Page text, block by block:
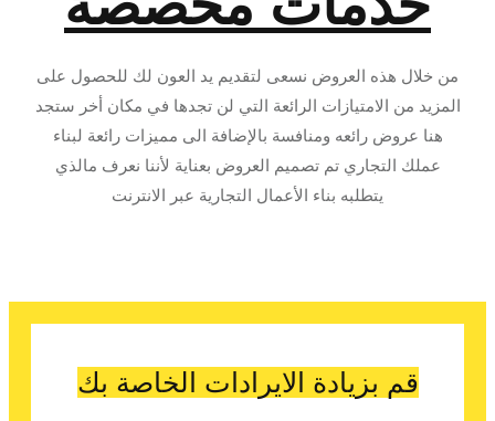
من خلال هذه العروض نسعى لتقديم يد العون لك للحصول على
المزيد من الامتيازات الرائعة التي لن تجدها في مكان أخر ستجد
هنا عروض رائعه ومنافسة بالإضافة الى مميزات رائعة لبناء
عملك التجاري تم تصميم العروض بعناية لأننا نعرف مالذي
يتطلبه بناء الأعمال التجارية عبر الانترنت
قم بزيادة الايرادات الخاصة بك